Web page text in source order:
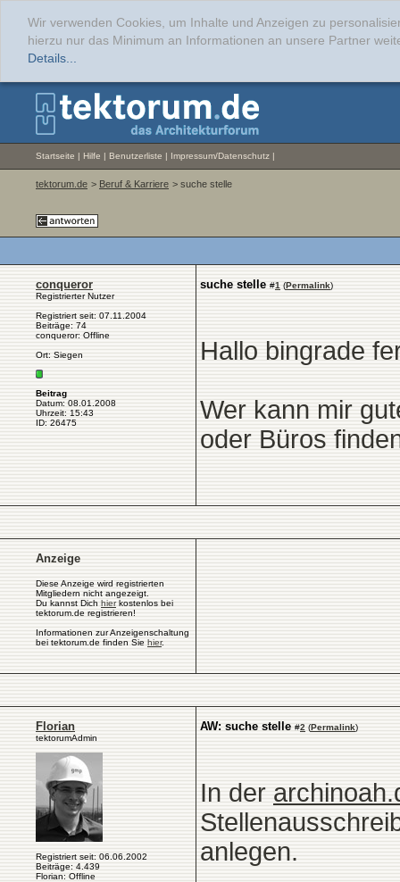
Wir verwenden Cookies, um Inhalte und Anzeigen zu
hierzu nur das Minimum an Informationen an unsere Partner
Details...
Startseite | Hilfe | Benutzerliste | Impressum/Datenschutz |
tektorum.de > Beruf & Karriere > suche stelle
conqueror
Registrierter Nutzer
Registriert seit: 07.11.2004
Beiträge: 74
conqueror: Offline
Ort: Siegen
Beitrag
Datum: 08.01.2008
Uhrzeit: 15:43
ID: 26475
suche stelle #1 (Permalink)
Hallo bingrade
Wer kann mir
oder Büros
Anzeige
Diese Anzeige wird registrierten
Mitgliedern nicht angezeigt.
Du kannst Dich hierkostenlos bei
tektorum.de registrieren!
Informationen zur Anzeigenschaltung
bei tektorum.de finden Sie hier.
Florian
tektorumAdmin
Registriert seit: 06.06.2002
Beiträge: 4.439
Florian: Offline
AW: suche stelle #2 (Permalink)
In der
anlegen.